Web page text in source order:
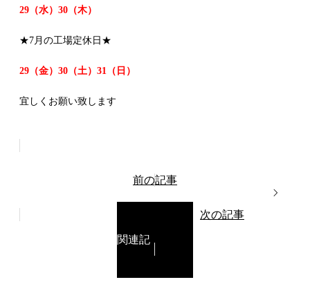
29（水）30（木）
★7月の工場定休日★
29（金）30（土）31（日）
宜しくお願い致します
前の記事
次の記事
関連記